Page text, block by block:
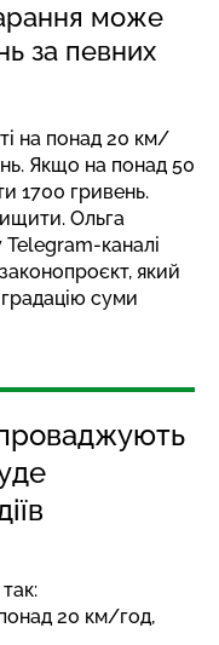
може
за певних
на понад 20 км/
Якщо на понад 50
1700 гривень.
Ольга
Telegram-каналі
який
градацію суми
20 км/год,